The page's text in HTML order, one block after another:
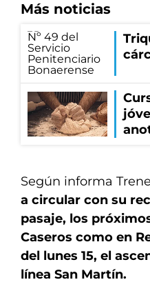
Más noticias
Según informa
a circular con su
pasaje, los
Caseros como en
del lunes 15, el
línea San Martín.